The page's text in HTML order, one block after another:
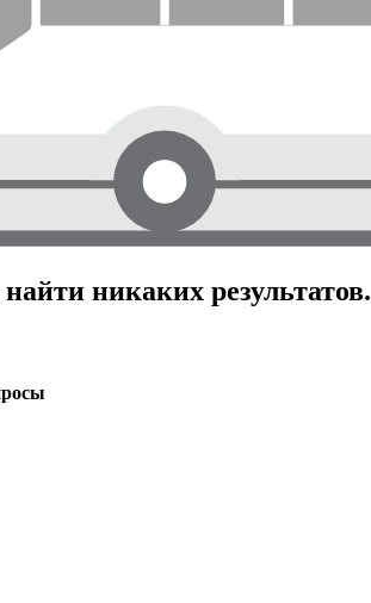
никаких результатов.